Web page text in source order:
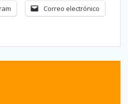
Correo electrónico